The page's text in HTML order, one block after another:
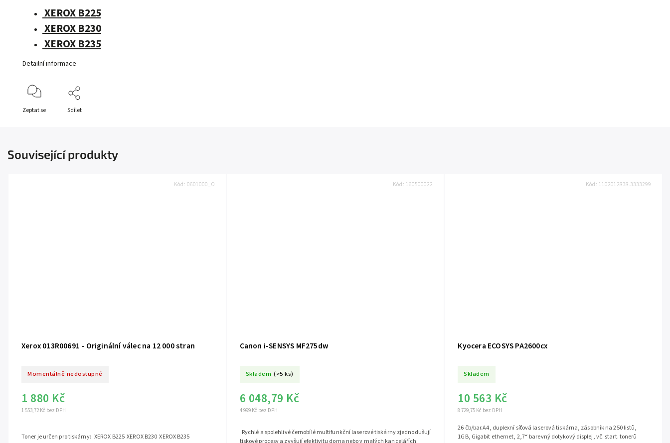
XEROX B225
XEROX B230
XEROX B235
Detailní informace
Zeptat se Sdílet
Související produkty
Xerox 013R00691 - Originální válec na 12 000 stran
Momentálně nedostupné
1 553,72 Kč bez DPH
1 880 Kč
Toner je určen pro tiskárny: XEROX B225 XEROX B230 XEROX B235
Kód: 0601000_O
Canon i-SENSYS MF275dw
Skladem (>5 ks)
4 999 Kč bez DPH
6 048,79 Kč
tiskové procesy a zvyšují efektivitu doma nebo v malých kancelářích.
Kód: 160500022
Kyocera ECOSYS PA2600cx
Skladem
8 729,75 Kč bez DPH
10 563 Kč
26 čb/bar.A4, duplexní síťová laserová tiskárna, zásobník na 250 listů,
1GB, Gigabit ethernet, 2,7“ barevný dotykový displej, vč. start. tonerů
Kód: 1102012838.3333299